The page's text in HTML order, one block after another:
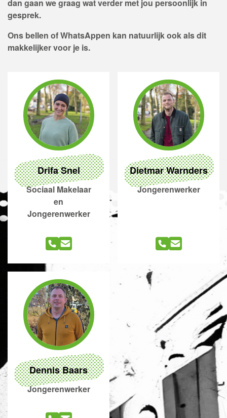
dan gaan we graag wat verder met jou persoonlijk in
gesprek.
Ons bellen of WhatsAppen kan natuurlijk ook als dit
makkelijker voor je is.
Drifa Snel
Sociaal Makelaar
en
Jongerenwerker
Dietmar Warnders
Jongerenwerker
Dennis Baars
Jongerenwerker